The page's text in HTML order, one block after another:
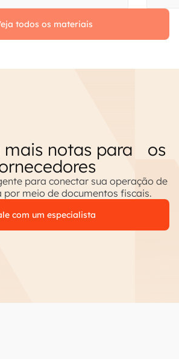
todos os materiais
mais notas para os
para conectar sua operação de
meio de documentos fiscais.
com um especialista